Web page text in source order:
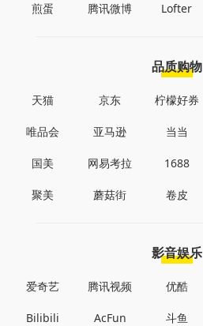
煎蛋 腾讯微博 Lofter
品质购物
天猫 京东 柠檬好券
唯品会 亚马逊 当当
国美 网易考拉 1688
聚美 蘑菇街 卷皮
影音娱乐
爱奇艺 腾讯视频 优酷
Bilibili AcFun 斗鱼